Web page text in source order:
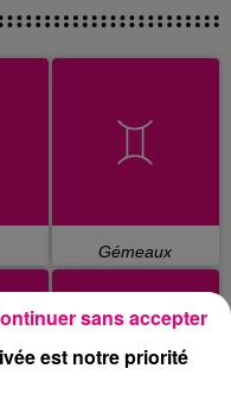
Gémeaux
est notre priorité
sans accepter